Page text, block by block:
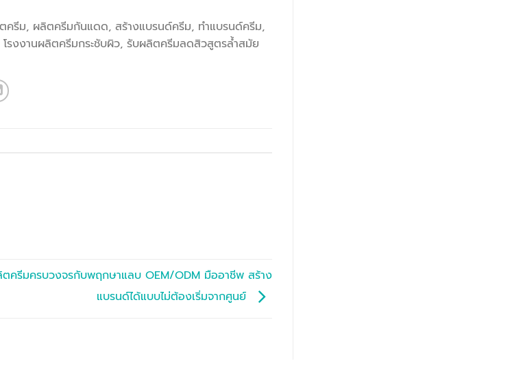
ครีม, ผลิตครีมกันแดด, สร้างแบรนด์ครีม, ทำแบรนด์ครีม,
งงานผลิตครีมกระชับผิว, รับผลิตครีมลดสิวสูตรล้ำสมัย
ครีมครบวงจรกับพฤกษาแลบ OEM/ODM มืออาชีพ สร้าง
แบรนด์ได้แบบไม่ต้องเริ่มจากศูนย์